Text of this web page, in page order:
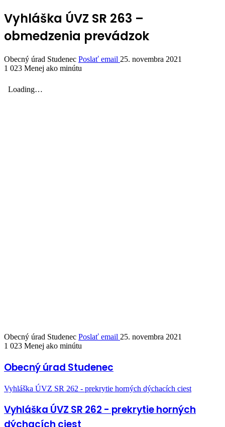
Vyhláška ÚVZ SR 263 –
obmedzenia prevádzok
Obecný úrad Studenec Poslať email 25. novembra 2021
1 023 Menej ako minútu
Obecný úrad Studenec Poslať email 25. novembra 2021
1 023 Menej ako minútu
Obecný úrad Studenec
Vyhláška ÚVZ SR 262 - prekrytie horných dýchacích ciest
Vyhláška ÚVZ SR 262 - prekrytie horných